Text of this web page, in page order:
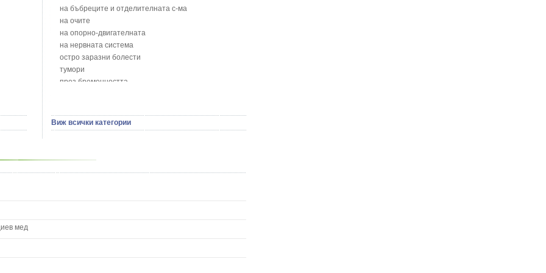
Бобови шушулки - Phaseolus Vulgaris L.
Божур - Paeonia Decora
Борови връхчета - Pinus sylvestris
Босилек - Ocimum Basillicum
Брей - Tamus Communis
Брош - Rubia tinctorum L.
Бръшлян - Hedera helix L.
Бял имел - Viscum album L.
Бял оман - Inula Helenium L.
Бяла върба - Salix Аlba
на бъбреците и отделителната с-ма
на очите
на опорно-двигателната
на нервната система
остро заразни болести
тумори
през бременността
сексуални проблеми
на половите органи
Виж всички категории
мед